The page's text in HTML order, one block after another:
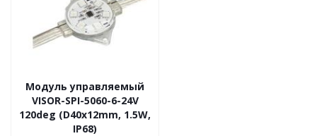
Модуль управляемый
VISOR-SPI-5060-6-24V
120deg (D40x12mm, 1.5W,
IP68)